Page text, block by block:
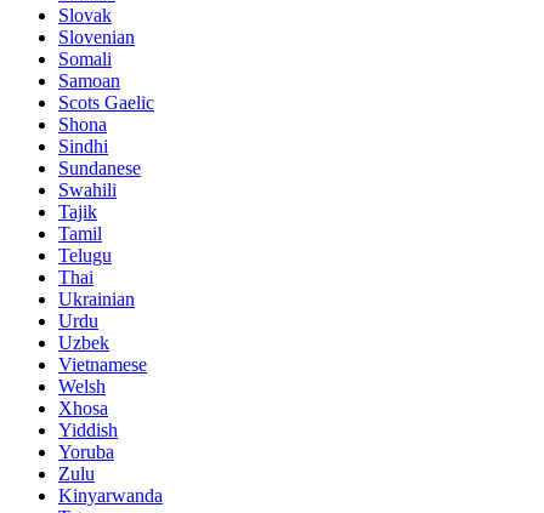
Slovak
Slovenian
Somali
Samoan
Scots Gaelic
Shona
Sindhi
Sundanese
Swahili
Tajik
Tamil
Telugu
Thai
Ukrainian
Urdu
Uzbek
Vietnamese
Welsh
Xhosa
Yiddish
Yoruba
Zulu
Kinyarwanda